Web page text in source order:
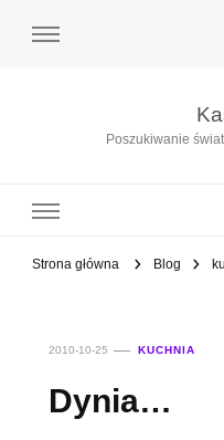
Poszukiwanie
Strona główna Blog
2010-10-25 KUCHNIA
Dynia…